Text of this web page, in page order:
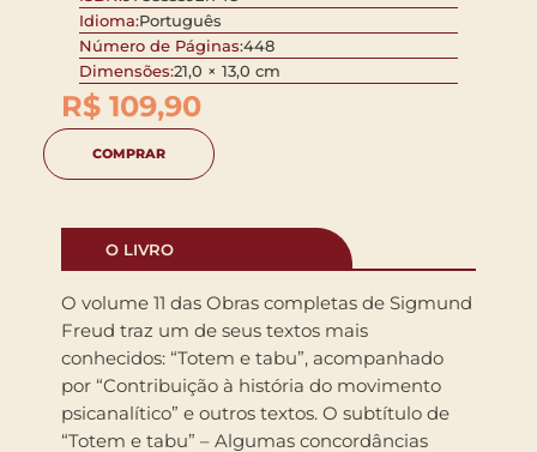
Idioma:Português
Número de Páginas:448
Dimensões:21,0 × 13,0 cm
R$ 109,90
COMPRAR
O LIVRO
O volume 11 das Obras completas de Sigmund
Freud traz um de seus textos mais
conhecidos: “Totem e tabu”, acompanhado
por “Contribuição à história do movimento
psicanalítico” e outros textos. O subtítulo de
“Totem e tabu” – Algumas concordâncias